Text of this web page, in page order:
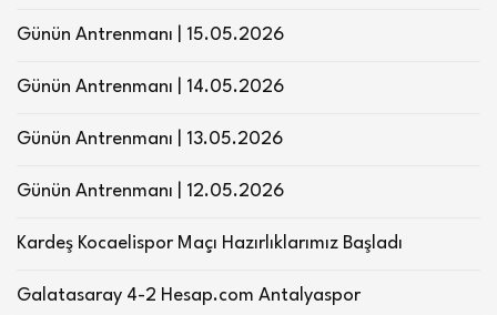
Günün Antrenmanı | 15.05.2026
Günün Antrenmanı | 14.05.2026
Günün Antrenmanı | 13.05.2026
Günün Antrenmanı | 12.05.2026
Kardeş Kocaelispor Maçı Hazırlıklarımız Başladı
Galatasaray 4-2 Hesap.com Antalyaspor